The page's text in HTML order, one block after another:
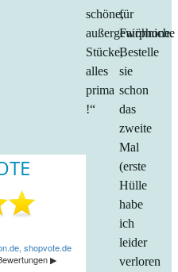
schöne,
außergewöhniche
Stücke,
alles
prima
!“
für
Fairphone.
Bestelle
sie
schon
das
zweite
Mal
(erste
Hülle
habe
ich
leider
verloren